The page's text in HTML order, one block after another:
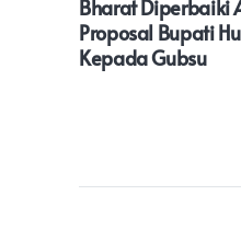
Bharat Diperbaiki
Proposal Bupati
Kepada Gubsu